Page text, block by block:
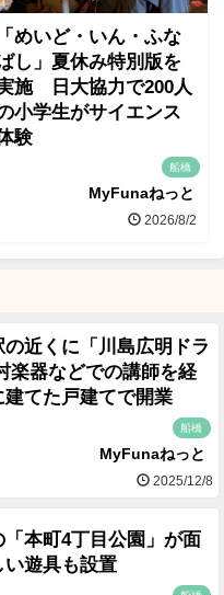
「めいど・いん・ふな
し」夏休み特別版を
施 日大協力で200人
小学生がサイエンス
験
船橋
MyFunaねっと
2026/8/2
近くに「川島広明ドラ
楽器などでの講師を経
てた戸建てで開業
船橋
MyFunaねっと
2025/12/8
本町4丁目公園」が面
遊具も設置